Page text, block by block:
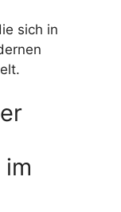
sich in